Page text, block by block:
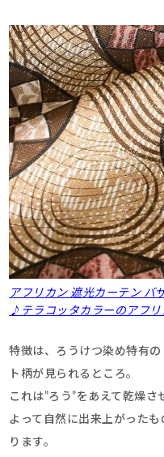
アフリカン 遮光カーテン バ
♪テラコッタカラーのアフ
特徴は、ろうけつ染め特有
ト柄が見られるところ。
これは”ろう”をあえて乾燥
よって自然に出来上がった
ります。